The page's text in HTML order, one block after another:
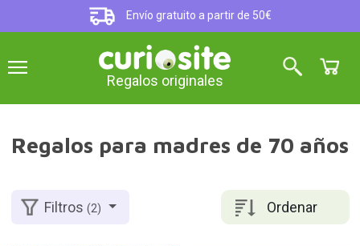
Envío gratuito a partir de 50€
Regalos originales
Regalos para madres de 70 años
Ordenar
Filtros(2)